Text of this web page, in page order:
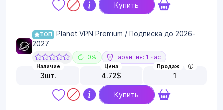
Купить
ТОП
Planet VPN Premium / Подписка до 2026-
2027
0% Гарантия: 1 час
Наличие
3шт.
Цена
4.72$
Продаж
1
Купить